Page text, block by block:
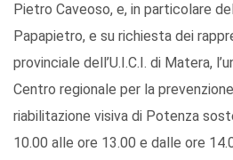
Pietro Caveoso, e, in particolare
Papapietro, e su richiesta dei
provinciale dell’U.I.C.I. di Matera,
Centro regionale per la
riabilitazione visiva di Potenza
10.00 alle ore 13.00 e dalle ore